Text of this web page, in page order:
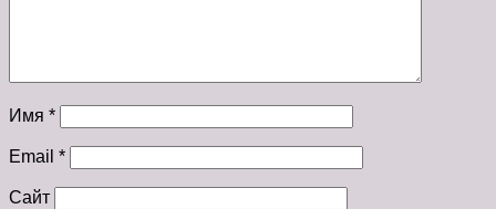
Имя *
Email *
Сайт